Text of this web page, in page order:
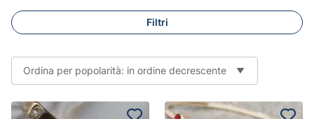
Filtri
Ordina per popolarità: in ordine decrescente